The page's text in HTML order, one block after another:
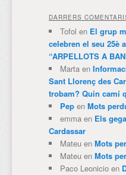
DARRERS
Tofol en El grup
celebren el seu 25è
“ARPELLOTS A
Martaen
Sant Llorenç des
trobam? Quin camí
Pepen Mots
emmaen Els
Cardassar
Mateuen Mots
Mateuen Mots
Paco Leonicioen